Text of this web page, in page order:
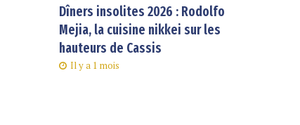
Dîners insolites 2026 : Rodolfo
Mejia, la cuisine nikkei sur les
hauteurs de Cassis
Il y a 1 mois